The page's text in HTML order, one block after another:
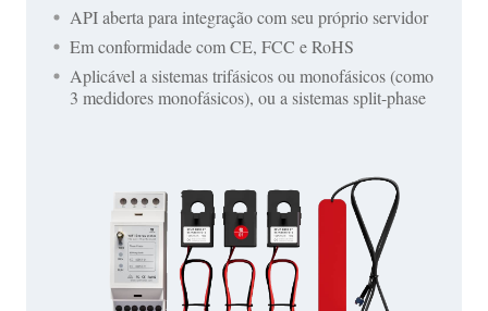
API aberta para integração com seu próprio servidor
Em conformidade com CE, FCC e RoHS
Aplicável a sistemas trifásicos ou monofásicos (como
3 medidores monofásicos), ou a sistemas split-phase